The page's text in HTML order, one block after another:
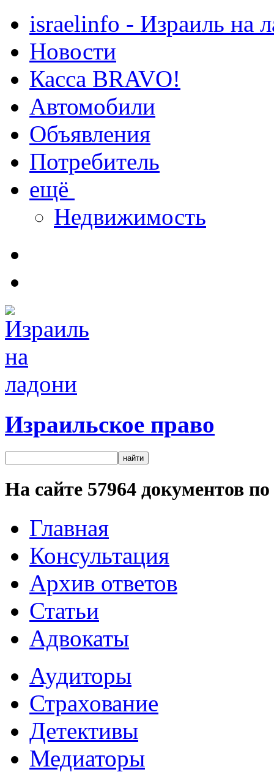
israelinfo - Израиль на
Новости
Касса BRAVO!
Автомобили
Объявления
Потребитель
ещё
Недвижимость
Израильское право
На сайте 57964 документов
Главная
Консультация
Архив ответов
Статьи
Адвокаты
Аудиторы
Страхование
Детективы
Медиаторы